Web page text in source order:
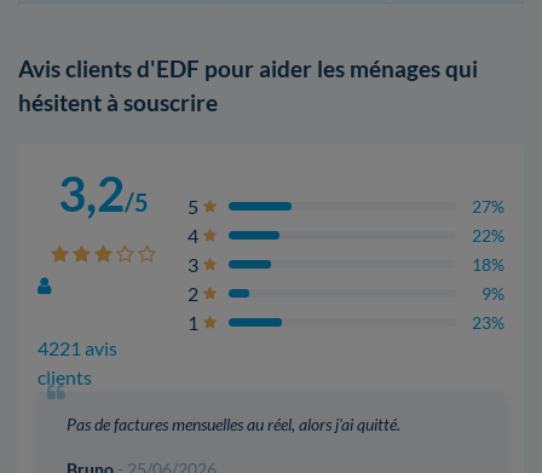
Avis clients d'EDF pour aider les ménages qui
hésitent à souscrire
3,2/5
4221 avis
clients
5 27%
4 22%
3 18%
2 9%
1 23%
Pas de factures mensuelles au réel, alors j'ai quitté.